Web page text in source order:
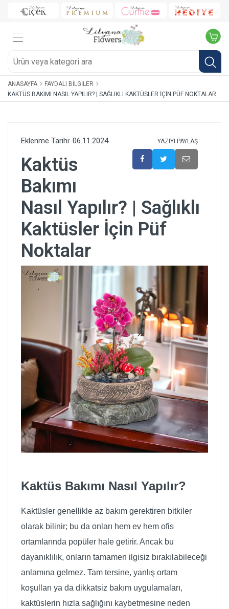
ANASAYFA
FAYDALI BILGILER
KAKTÜS BAKIMI NASIL YAPILIR? | SAĞLIKLI KAKTÜSLER İÇIN PÜF NOKTALAR
YAZIYI PAYLAŞ
Eklenme Tarihi: 06.11.2024
Kaktüs
Bakımı
Nasıl Yapılır? | Sağlıklı
Kaktüsler İçin Püf
Noktalar
Kaktüs Bakımı Nasıl Yapılır?
Kaktüsler genellikle az bakım gerektiren bitkiler
olarak bilinir; bu da onları hem ev hem ofis
ortamlarında popüler hale getirir. Ancak bu
dayanıklılık, onların tamamen ilgisiz bırakılabileceği
anlamına gelmez. Tam tersine, yanlış ortam
koşulları ya da dikkatsiz bakım uygulamaları,
kaktüslerin hızla sağlığını kaybetmesine neden